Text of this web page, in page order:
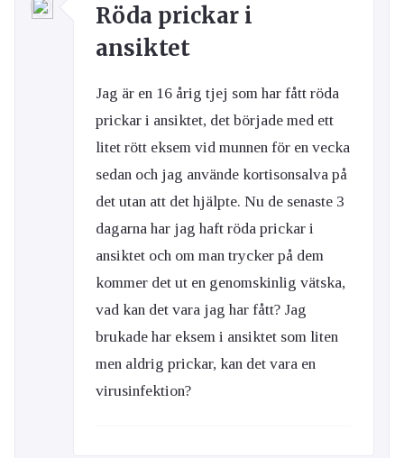
Röda prickar i
ansiktet
Jag är en 16 årig tjej som har fått röda
prickar i ansiktet, det började med ett
litet rött eksem vid munnen för en vecka
sedan och jag använde kortisonsalva på
det utan att det hjälpte. Nu de senaste 3
dagarna har jag haft röda prickar i
ansiktet och om man trycker på dem
kommer det ut en genomskinlig vätska,
vad kan det vara jag har fått? Jag
brukade har eksem i ansiktet som liten
men aldrig prickar, kan det vara en
virusinfektion?